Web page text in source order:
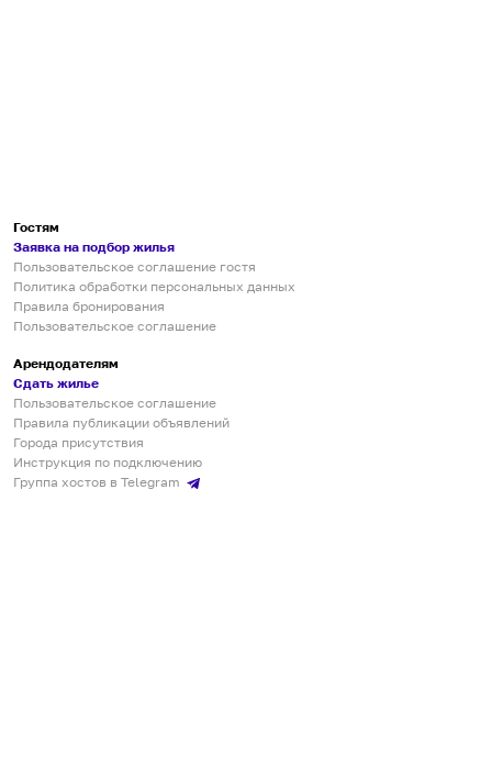
Гостям
Заявка на подбор жилья
Пользовательское соглашение гостя
Политика обработки персональных данных
Правила бронирования
Пользовательское соглашение
Арендодателям
Сдать жилье
Пользовательское соглашение
Правила публикации объявлений
Города присутствия
Инструкция по подключению
Группа хостов в Telegram